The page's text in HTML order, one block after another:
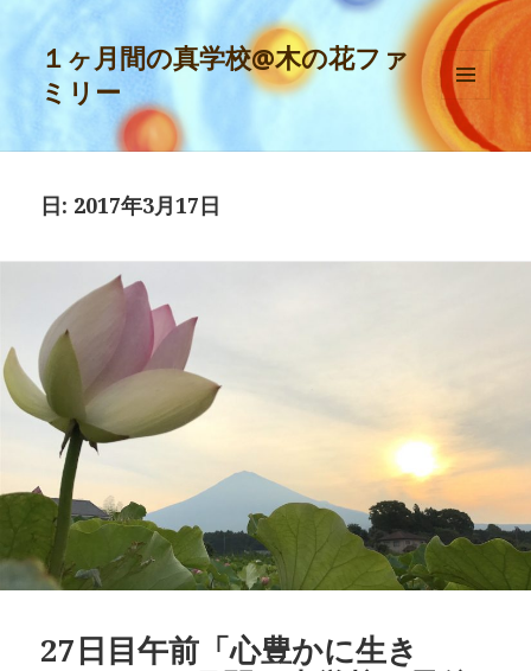
１ヶ月間の真学校@木の花ファ
ミリー
メニュ
ーとウ
ィジェ
日: 2017年3月17日
27日目午前「心豊かに生き